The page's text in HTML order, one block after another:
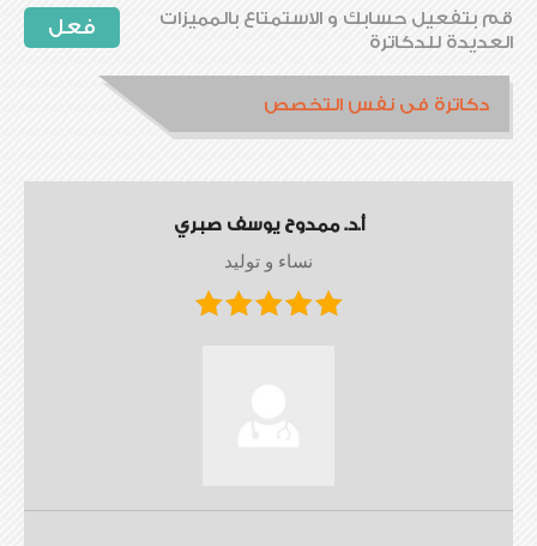
فعل
قم بتفعيل حسابك و الاستمتاع بالمميزات
العديدة للدكاترة
دكاترة فى نفس التخصص
أ.د. ممدوح يوسف صبري
نساء و توليد